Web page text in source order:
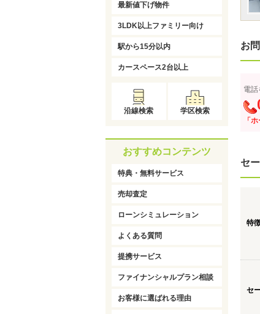
お
電話
「
セ
特
セ
最新値下げ物件
3LDK以上ファミリー向け
駅から15分以内
カースペース2台以上
沿線検索 学区検索
おすすめコンテンツ
特典・無料サービス
売却査定
ローンシミュレーション
よくある質問
提携サービス
ファイナンシャルプラン相談
お客様に選ばれる理由